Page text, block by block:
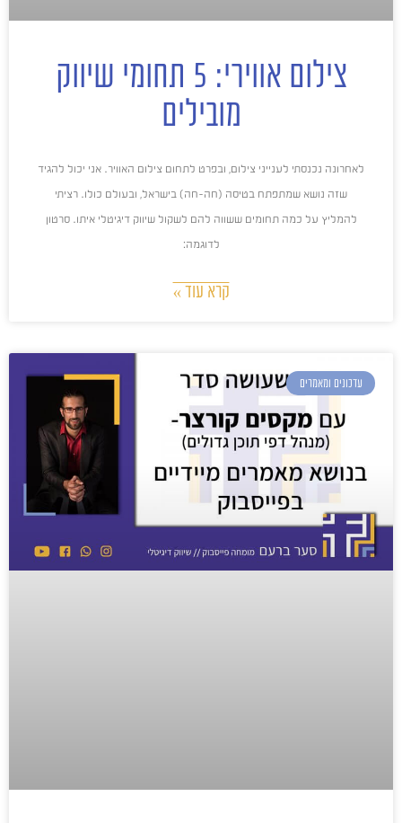
צילום אווירי: 5 תחומי שיווק
מובילים
לאחרונה נכנסתי לענייני צילום, ובפרט לתחום צילום האוויר. אני יכול להגיד
שזה נושא שמתפתח בטיסה (חה-חה) בישראל, ובעולם כולו. רציתי
להמליץ על כמה תחומים ששווה להם לשקול שיווק דיגיטלי איתו. סרטון
לדוגמה:
קרא עוד »
עדכונים ומאמרים